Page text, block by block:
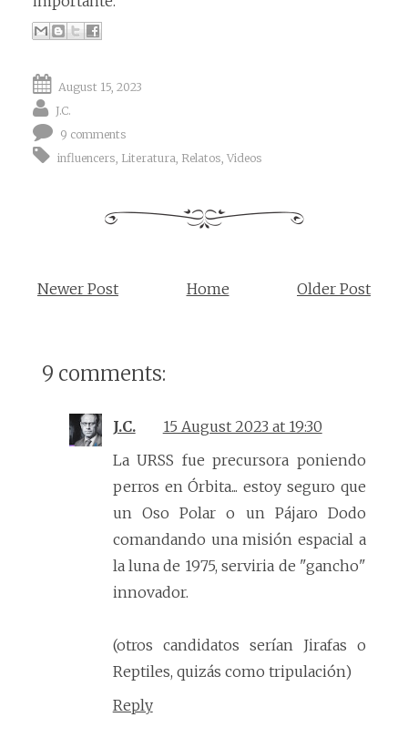
August 15, 2023
J.C.
9 comments
influencers, Literatura, Relatos, Videos
Newer Post Older Post
Home
9 comments:
J.C.
15 August 2023 at 19:30
La URSS fue precursora poniendo
perros en Órbita... estoy seguro que
un Oso Polar o un Pájaro Dodo
comandando una misión espacial a
la luna de 1975, serviria de "gancho"
innovador.
(otros candidatos serían Jirafas o
Reptiles, quizás como tripulación)
Reply